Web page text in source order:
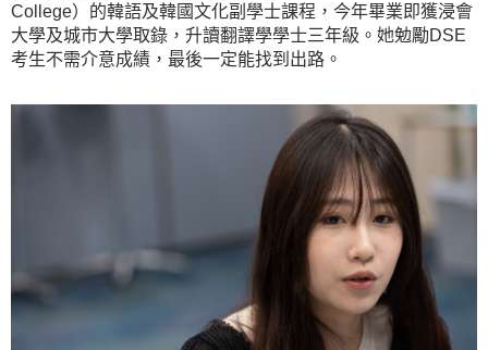
College）的韓語及韓國文化副學士課程，今年畢業即獲浸會
大學及城市大學取錄，升讀翻譯學學士三年級。她勉勵DSE
考生不需介意成績，最後一定能找到出路。